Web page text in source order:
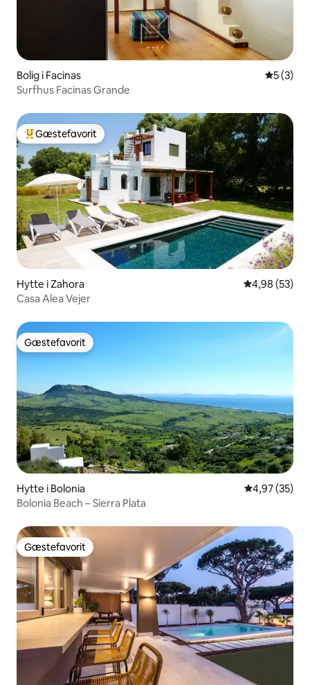
Bolig i Facinas 5 ud af 5
5 (3)
Surfhus Facinas Grande
Bedste gæstefavorit
Gæstefavorit
Hytte i Zahora 4,98 ud af 5 i
4,98 (53)
Casa Alea Vejer
Gæstefavorit
Gæstefavorit
Hytte i Bolonia 4,97 ud af 5 i
4,97 (35)
Bolonia Beach – Sierra Plata
Gæstefavorit
Gæstefavorit